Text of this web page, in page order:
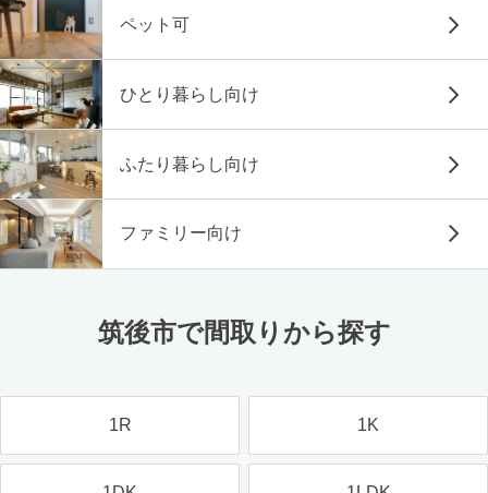
ペット可
ひとり暮らし向け
ふたり暮らし向け
ファミリー向け
筑後市で間取りから探す
1R 1K